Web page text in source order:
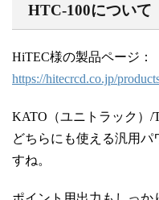
HTC-100について
HiTEC様の製品ページ：
https://hitecrcd.co.jp/
KATO（ユニトラック）
どちらにも使える汎用
すね。